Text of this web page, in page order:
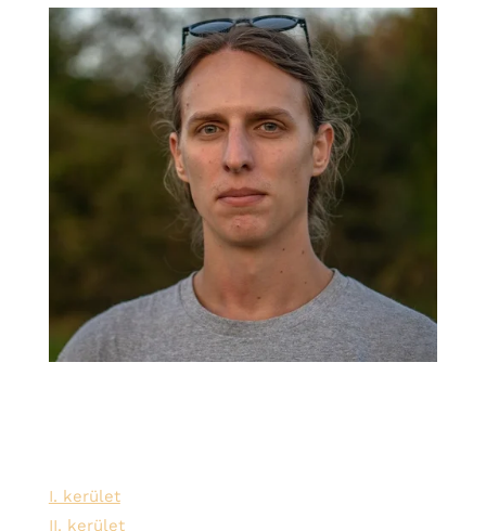
I. kerület
II. kerület